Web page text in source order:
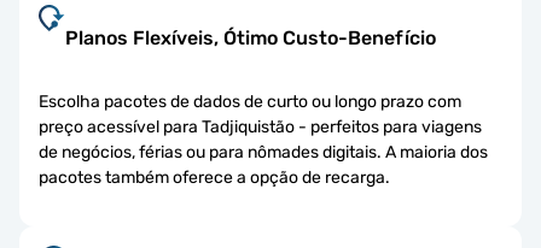
Planos Flexíveis, Ótimo Custo-Benefício
Escolha pacotes de dados de curto ou longo prazo com
preço acessível para Tadjiquistão - perfeitos para viagens
de negócios, férias ou para nômades digitais. A maioria dos
pacotes também oferece a opção de recarga.